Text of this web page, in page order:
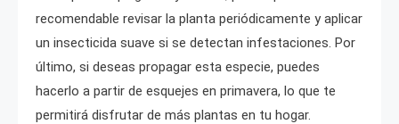
recomendable revisar la planta periódicamente y aplicar
un insecticida suave si se detectan infestaciones. Por
último, si deseas propagar esta especie, puedes
hacerlo a partir de esquejes en primavera, lo que te
permitirá disfrutar de más plantas en tu hogar.